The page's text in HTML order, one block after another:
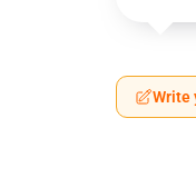
Write